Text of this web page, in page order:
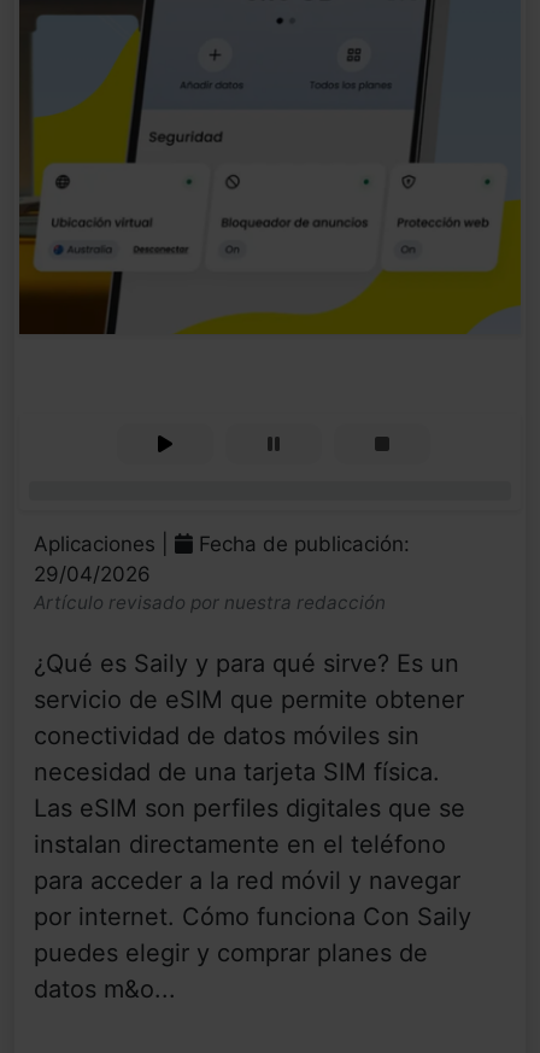
Aplicaciones |
Fecha de publicación:
29/04/2026
Artículo revisado por nuestra redacción
¿Qué es Saily y para qué sirve? Es un
servicio de eSIM que permite obtener
conectividad de datos móviles sin
necesidad de una tarjeta SIM física.
Las eSIM son perfiles digitales que se
instalan directamente en el teléfono
para acceder a la red móvil y navegar
por internet. Cómo funciona Con Saily
puedes elegir y comprar planes de
datos m&o...